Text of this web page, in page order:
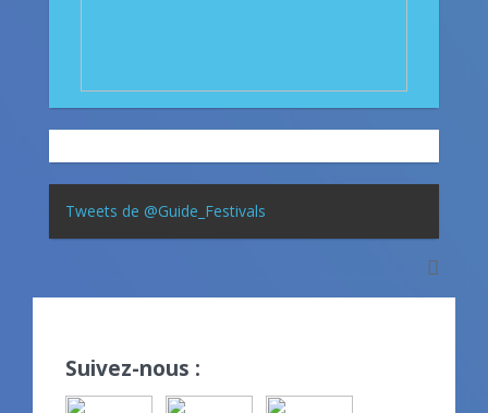
Tweets de @Guide_Festivals
Suivez-nous :